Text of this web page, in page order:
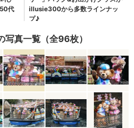
写真一覧（全96枚）